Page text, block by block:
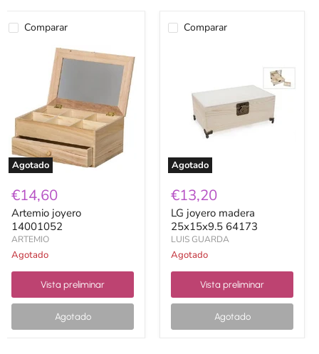
Comparar
Agotado
14001052
€14,60
Artemio joyero
14001052
ARTEMIO
Agotado
Vista preliminar
Agotado
Comparar
Agotado
64173
€13,20
LG joyero madera
25x15x9.5 64173
LUIS GUARDA
Agotado
Vista preliminar
Agotado